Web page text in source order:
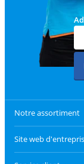
Notre assortiment
Site web